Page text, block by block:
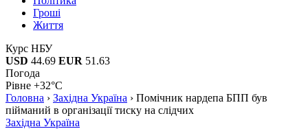
Гроші
Життя
Курс НБУ
USD 44.69 EUR 51.63
Погода
Рівне +32°C
Головна › Західна Україна › Помічник нардепа БПП був
пійманий в організації тиску на слідчих
Західна Україна